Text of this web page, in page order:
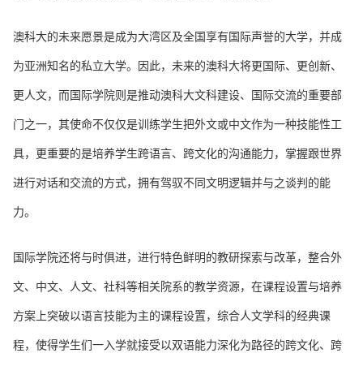
澳科大的未来愿景是成为大湾区及全国享有国际声誉的大学，并成
为亚洲知名的私立大学。因此，未来的澳科大将更国际、更创新、
更人文，而国际学院则是推动澳科大文科建设、国际交流的重要部
门之一，其使命不仅仅是训练学生把外文或中文作为一种技能性工
具，更重要的是培养学生跨语言、跨文化的沟通能力，掌握跟世界
进行对话和交流的方式，拥有驾驭不同文明逻辑并与之谈判的能
力。
国际学院还将与时俱进，进行特色鲜明的教研探索与改革，整合外
文、中文、人文、社科等相关院系的教学资源，在课程设置与培养
方案上突破以语言技能为主的课程设置，综合人文学科的经典课
程，使得学生们一入学就接受以双语能力深化为路径的跨文化、跨